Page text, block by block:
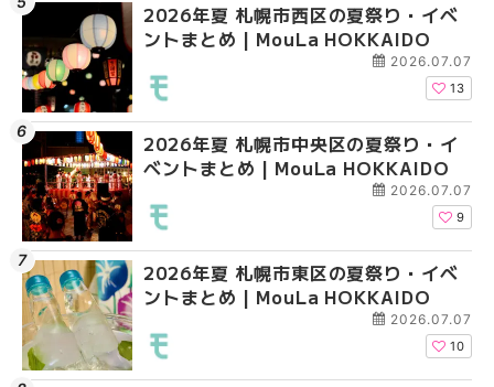
2026年夏 札幌市西区の夏祭り・イベ
ントまとめ | MouLa HOKKAIDO
2026.07.07
13
2026年夏 札幌市中央区の夏祭り・イ
ベントまとめ | MouLa HOKKAIDO
2026.07.07
9
2026年夏 札幌市東区の夏祭り・イベ
ントまとめ | MouLa HOKKAIDO
2026.07.07
10
2026年夏 札幌市豊平
ベントまとめ |
2026年夏 札幌市清田
ベントまとめ |
2026年夏 札幌市手稲
ベントまとめ |
2026年夏 札幌市清田
ベントまとめ |
2026年夏 札幌市手稲
ベントまとめ |
2026年夏 札幌市豊平
ベントまとめ |